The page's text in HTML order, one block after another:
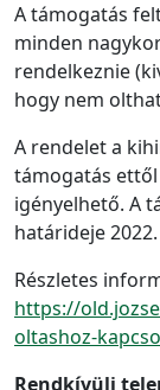
A támogatás
minden
rendelkeznie
hogy nem
A rendelet a
támogatás ettől
igényelhető. A
határideje
Részletes
https://
oltashoz-
Rendkívüli